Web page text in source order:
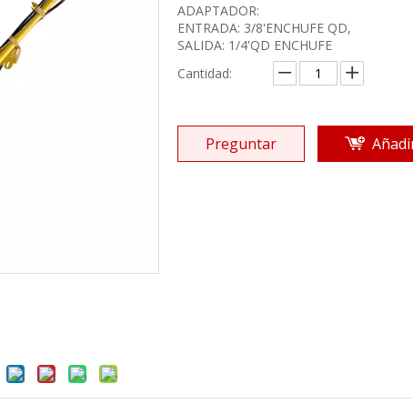
ADAPTADOR:
ENTRADA: 3/8'ENCHUFE QD,
SALIDA: 1/4'QD ENCHUFE
Cantidad:
Preguntar